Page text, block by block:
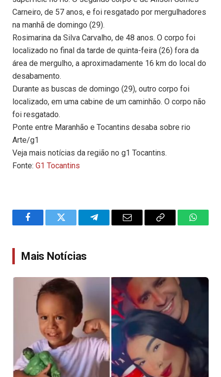
Carneiro, de 57 anos, e foi resgatado por mergulhadores
na manhã de domingo (29).
Rosimarina da Silva Carvalho, de 48 anos. O corpo foi
localizado no final da tarde de quinta-feira (26) fora da
área de mergulho, a aproximadamente 16 km do local do
desabamento.
Durante as buscas de domingo (29), outro corpo foi
localizado, em uma cabine de um caminhão. O corpo não
foi resgatado.
Ponte entre Maranhão e Tocantins desaba sobre rio
Arte/g1
Veja mais notícias da região no g1 Tocantins.
Fonte: G1 Tocantins
FacebookTwitter TelegramEmail
Copy
Mais Notícias